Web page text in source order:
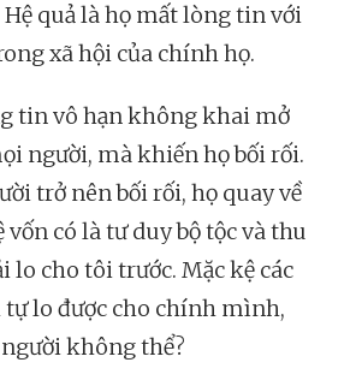
Hệ quả là họ mất lòng tin với
xã hội của chính họ.
tin vô hạn không khai mở
người, mà khiến họ bối rối.
trở nên bối rối, họ quay về
vốn có là tư duy bộ tộc và thu
lo cho tôi trước. Mặc kệ các
tự lo được cho chính mình,
không thể?